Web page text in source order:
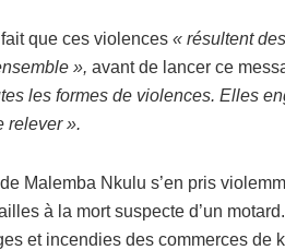
que ces violences « résultent
», avant de lancer ce
les formes de violences. Elles
relever ».
Malemba Nkulu s’en pris
à la mort suspecte d’un
et incendies des commerces de